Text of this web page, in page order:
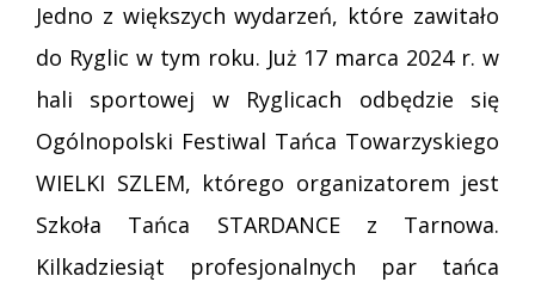
Jedno z większych wydarzeń, które zawitało
do Ryglic w tym roku. Już 17 marca 2024 r. w
hali sportowej w Ryglicach odbędzie się
Ogólnopolski Festiwal Tańca Towarzyskiego
WIELKI SZLEM, którego organizatorem jest
Szkoła Tańca STARDANCE z Tarnowa.
Kilkadziesiąt profesjonalnych par tańca